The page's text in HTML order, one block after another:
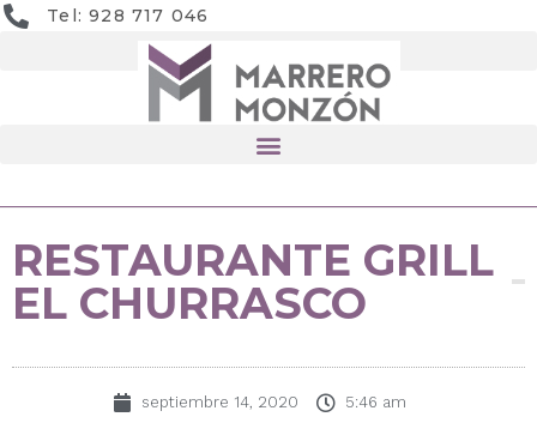
Tel: 928 717 046
RESTAURANTE GRILL
EL CHURRASCO
septiembre 14, 2020 5:46 am